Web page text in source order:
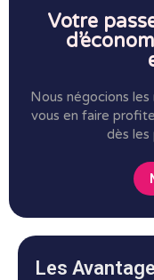
Votre
Nous négocions
vous en faire
dès les
Les